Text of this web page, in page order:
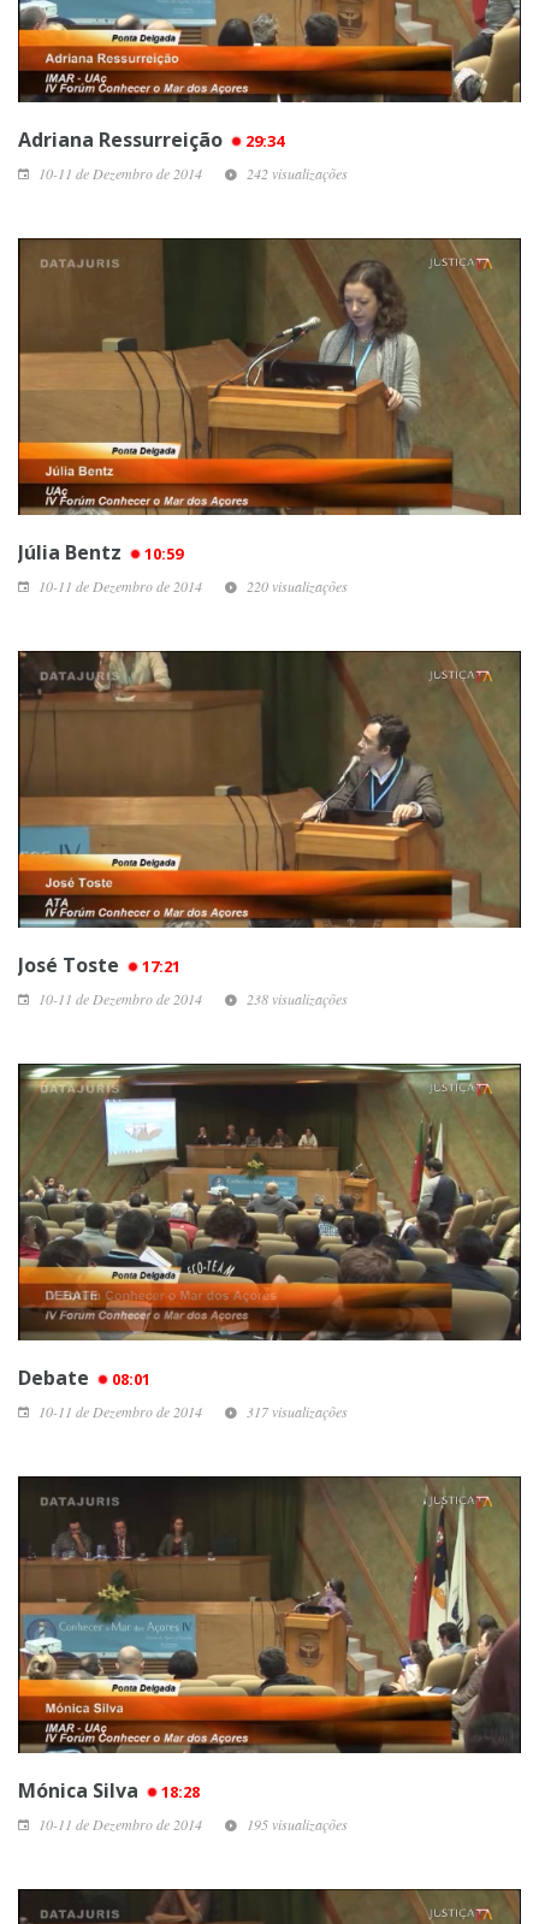
Adriana Ressurreição 29:34
10-11 de Dezembro de 2014 242 visualizações
Júlia Bentz 10:59
10-11 de Dezembro de 2014 220 visualizações
José Toste 17:21
10-11 de Dezembro de 2014 238 visualizações
Debate 08:01
10-11 de Dezembro de 2014 317 visualizações
Mónica Silva 18:28
10-11 de Dezembro de 2014 195 visualizações